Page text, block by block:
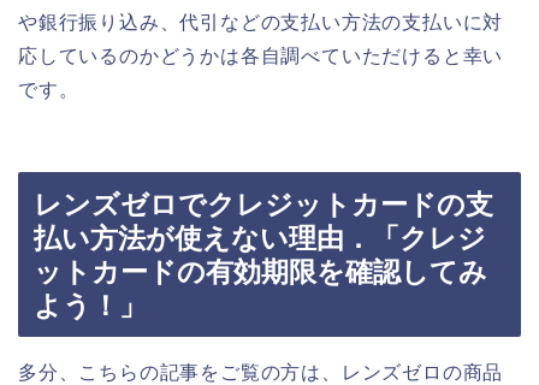
や銀行振り込み、代引などの支払い方法の支払いに対
応しているのかどうかは各自調べていただけると幸い
です。
レンズゼロでクレジットカードの支
払い方法が使えない理由．「クレジ
ットカードの有効期限を確認してみ
よう！」
多分、こちらの記事をご覧の方は、レンズゼロの商品